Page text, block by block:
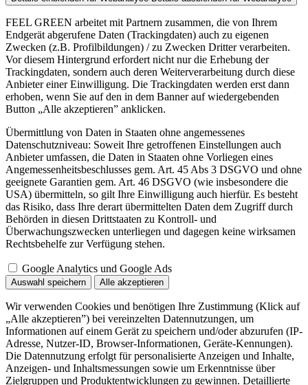
FEEL GREEN arbeitet mit Partnern zusammen, die von Ihrem
Endgerät abgerufene Daten (Trackingdaten) auch zu eigenen
Zwecken (z.B. Profilbildungen) / zu Zwecken Dritter verarbeiten.
Vor diesem Hintergrund erfordert nicht nur die Erhebung der
Trackingdaten, sondern auch deren Weiterverarbeitung durch diese
Anbieter einer Einwilligung. Die Trackingdaten werden erst dann
erhoben, wenn Sie auf den in dem Banner auf wiedergebenden
Button „Alle akzeptieren” anklicken.
Übermittlung von Daten in Staaten ohne angemessenes
Datenschutzniveau: Soweit Ihre getroffenen Einstellungen auch
Anbieter umfassen, die Daten in Staaten ohne Vorliegen eines
Angemessenheitsbeschlusses gem. Art. 45 Abs 3 DSGVO und ohne
geeignete Garantien gem. Art. 46 DSGVO (wie insbesondere die
USA) übermitteln, so gilt Ihre Einwilligung auch hierfür. Es besteht
das Risiko, dass Ihre derart übermittelten Daten dem Zugriff durch
Behörden in diesen Drittstaaten zu Kontroll- und
Überwachungszwecken unterliegen und dagegen keine wirksamen
Rechtsbehelfe zur Verfügung stehen.
Google Analytics und Google Ads
Auswahl speichern Alle akzeptieren
Wir verwenden Cookies und benötigen Ihre Zustimmung (Klick auf
„Alle akzeptieren”) bei vereinzelten Datennutzungen, um
Informationen auf einem Gerät zu speichern und/oder abzurufen (IP-
Adresse, Nutzer-ID, Browser-Informationen, Geräte-Kennungen).
Die Datennutzung erfolgt für personalisierte Anzeigen und Inhalte,
Anzeigen- und Inhaltsmessungen sowie um Erkenntnisse über
Zielgruppen und Produktentwicklungen zu gewinnen. Detaillierte